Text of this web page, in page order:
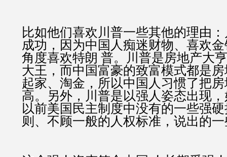
比如他们喜欢川普一些其他的理由
成功，因为中国人痴迷财物、喜欢
角度喜欢特朗 普。川普是房地产大
大王，而中国富豪的致富模式都是
起家、淘金，所以中国人习惯了把
高。另外，川普是以强人姿态出现
以前美国民主制度中没有的一些强
则、不顾一般的人权标准，说出的